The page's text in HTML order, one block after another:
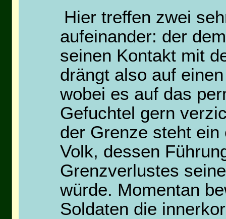
Hier treffen zwei
aufeinander: der
seinen Kontakt mit
drängt also auf
wobei es auf das
Gefuchtel gern
der Grenze steht
Volk, dessen
Grenzverlustes
würde. Momentan
Soldaten die